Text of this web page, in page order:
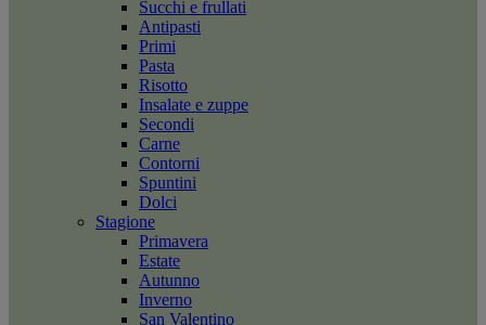
Succhi e frullati
Antipasti
Primi
Pasta
Risotto
Insalate e zuppe
Secondi
Carne
Contorni
Spuntini
Dolci
Stagione
Primavera
Estate
Autunno
Inverno
San Valentino